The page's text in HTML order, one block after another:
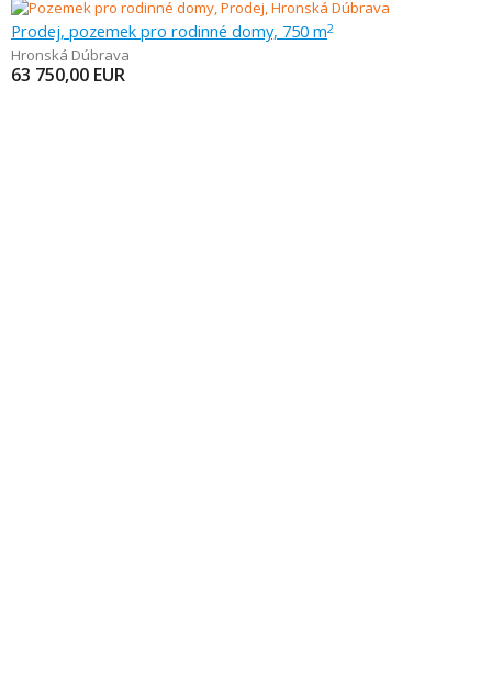
Prodej, pozemek pro rodinné domy, 750 m2
Hronská Dúbrava
63 750,00 EUR